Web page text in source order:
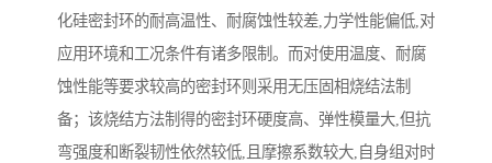
化硅密封环的耐高温性、耐腐蚀性较差,力学性能偏低,对
应用环境和工况条件有诸多限制。而对使用温度、耐腐
蚀性能等要求较高的密封环则采用无压固相烧结法制
备；该烧结方法制得的密封环硬度高、弹性模量大,但抗
弯强度和断裂韧性依然较低,且摩擦系数较大,自身组对时